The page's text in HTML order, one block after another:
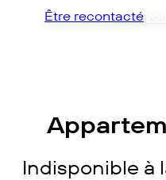
Être recontacté
Indisponible à